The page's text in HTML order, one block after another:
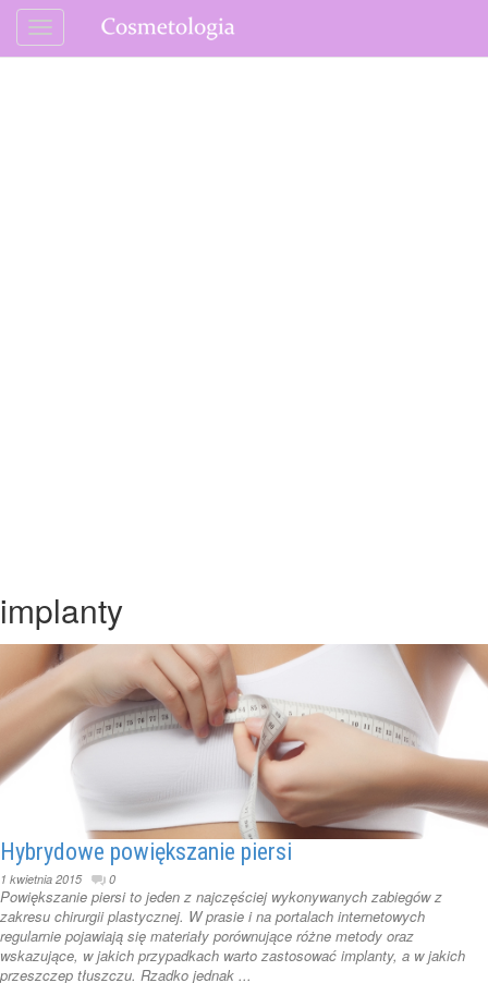
implanty
Hybrydowe powiększanie piersi
1 kwietnia 2015 0
Powiększanie piersi to jeden z najczęściej wykonywanych zabiegów z
zakresu chirurgii plastycznej. W prasie i na portalach internetowych
regularnie pojawiają się materiały porównujące różne metody oraz
wskazujące, w jakich przypadkach warto zastosować implanty, a w jakich
przeszczep tłuszczu. Rzadko jednak ...